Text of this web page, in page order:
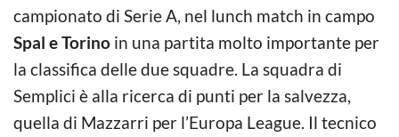
campionato di Serie A, nel lunch match in campo
Spal e Torino in una partita molto importante per
la classifica delle due squadre. La squadra di
Semplici è alla ricerca di punti per la salvezza,
quella di Mazzarri per l’Europa League. Il tecnico